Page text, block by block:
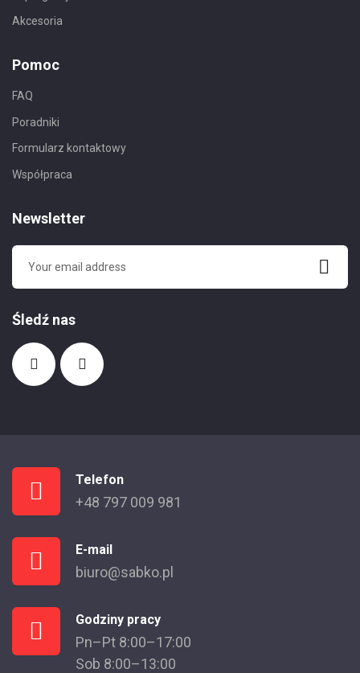
Akcesoria
Pomoc
FAQ
Poradniki
Formularz kontaktowy
Współpraca
Newsletter
Śledź nas
Telefon
+48 797 009 981
E-mail
biuro@sabko.pl
Godziny pracy
Pn–Pt 8:00–17:00
Sob 8:00–13:00